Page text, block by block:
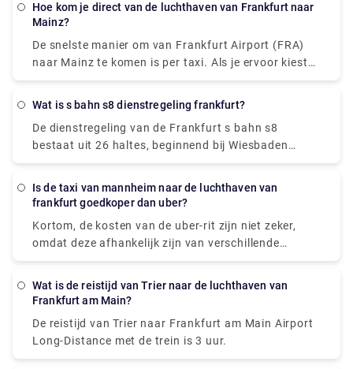
kan men ook de shuttle nemen die er ongeveer 2 uur
Hoe kom je direct van de luchthaven van Frankfurt naar
Mainz?
De snelste manier om van Frankfurt Airport (FRA)
naar Mainz te komen is per taxi. Als je ervoor kiest
om deze route te nemen, kost het tussen de € 60 en
Wat is s bahn s8 dienstregeling frankfurt?
De dienstregeling van de Frankfurt s bahn s8
bestaat uit 26 haltes, beginnend bij Wiesbaden
Hauptbahnhof en eindigend bij Offenbach (Main)
week).
Is de taxi van mannheim naar de luchthaven van
frankfurt goedkoper dan uber?
Kortom, de kosten van de uber-rit zijn niet zeker,
omdat deze afhankelijk zijn van verschillende
factoren (de geplande datum, het aantal passagiers,
Daarom is het moeilijk om de exacte kosten van een
taxi van Mannheim naar de luchthaven van
Frankfurt is meestal vast (€ 120) en is volledig
Wat is de reistijd van Trier naar de luchthaven van
Frankfurt am Main?
De reistijd van Trier naar Frankfurt am Main Airport
Long-Distance met de trein is 3 uur.